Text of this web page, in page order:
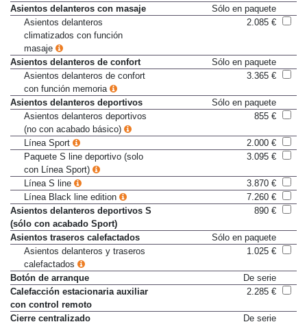
Línea Black line edition
7.260 €
Asientos delanteros con masaje
Sólo en paquete
Asientos delanteros
climatizados con función
masaje
Asientos delanteros de confort
Sólo en paquete
Asientos delanteros de confort
con función memoria
Asientos delanteros deportivos
Sólo en paquete
Asientos delanteros deportivos
(no con acabado básico)
Línea Sport
2.000 €
Paquete S line deportivo (solo
con Línea Sport)
Línea S line
3.870 €
Línea Black line edition
7.260 €
Asientos delanteros deportivos S
(sólo con acabado Sport)
Asientos traseros calefactados
Sólo en paquete
Asientos delanteros y traseros
calefactados
Botón de arranque
De serie
Calefacción estacionaria auxiliar
con control remoto